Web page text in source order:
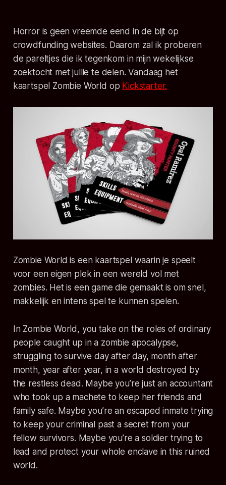
Horror is geen vreemde eend in de bijt op
crowdfunding websites. Daarom zal ik proberen
de pareltjes die ik tegenkom in mijn wekelijkse
zoektocht met jullie te delen. Vandaag het
kaartspel Zombie World op Kickstarter.
Zombie World is een kaartspel waarin je speelt
voor een eigen plek in een wereld vol met
zombies. Het is een game die gemaakt is om snel,
makkelijk en intens spel te kunnen spelen.
In Zombie World, you take on the roles of ordinary
people caught up in a zombie apocalypse,
struggling to survive day after day, month after
month, year after year, in a world destroyed by
the restless dead. Maybe you’re just an accountant
who took up a machete to keep her friends and
family safe. Maybe you’re an escaped inmate trying
to keep your criminal past a secret from your
fellow survivors. Maybe you’re a soldier trying to
lead and protect your whole enclave in this ruined
world.